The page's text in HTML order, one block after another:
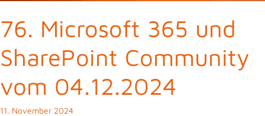
76. Microsoft 365 und
SharePoint Community
vom 04.12.2024
11. November 2024